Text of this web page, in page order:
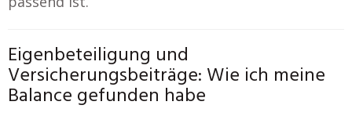
Eigenbeteiligung und
Versicherungsbeiträge: Wie ich meine
Balance gefunden habe